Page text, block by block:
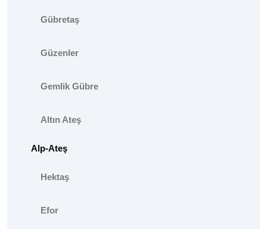
Gübretaş
Güzenler
Gemlik Gübre
Altın Ateş
Alp-Ateş
Hektaş
Efor